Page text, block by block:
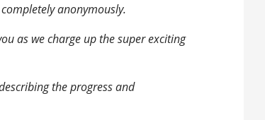
anonymously.
as we charge up the super exciting
the progress and